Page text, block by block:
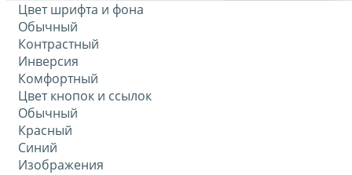
Цвет шрифта и фона
Обычный
Контрастный
Инверсия
Комфортный
Цвет кнопок и ссылок
Обычный
Красный
Синий
Изображения